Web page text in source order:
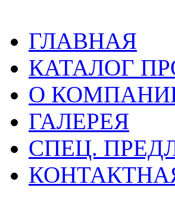
ГЛАВНАЯ
КАТАЛОГ
О
ГАЛЕРЕЯ
СПЕЦ.